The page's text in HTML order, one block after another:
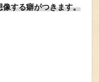
する癖がつきます。